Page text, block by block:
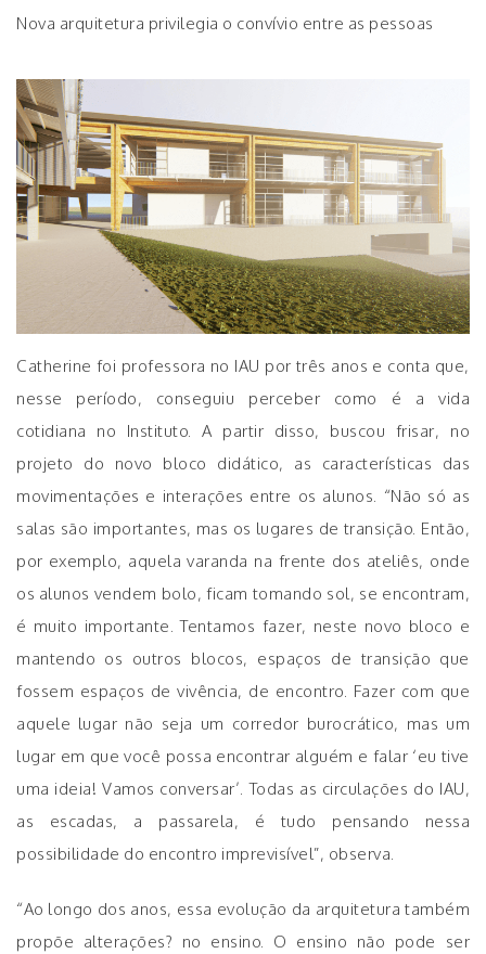
Nova arquitetura privilegia o convívio entre as pessoas
Catherine foi professora no IAU por três anos e conta que,
nesse período, conseguiu perceber como é a vida
cotidiana no Instituto. A partir disso, buscou frisar, no
projeto do novo bloco didático, as características das
movimentações e interações entre os alunos. “Não só as
salas são importantes, mas os lugares de transição. Então,
por exemplo, aquela varanda na frente dos ateliês, onde
os alunos vendem bolo, ficam tomando sol, se encontram,
é muito importante. Tentamos fazer, neste novo bloco e
mantendo os outros blocos, espaços de transição que
fossem espaços de vivência, de encontro. Fazer com que
aquele lugar não seja um corredor burocrático, mas um
lugar em que você possa encontrar alguém e falar ‘eu tive
uma ideia! Vamos conversar’. Todas as circulações do IAU,
as escadas, a passarela, é tudo pensando nessa
possibilidade do encontro imprevisível”, observa.
“Ao longo dos anos, essa evolução da arquitetura também
propõe alterações? no ensino. O ensino não pode ser